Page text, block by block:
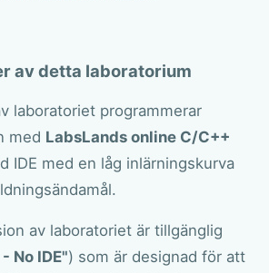
av detta laboratorium
laboratoriet programmerar
med LabsLands online C/C++
IDE med en låg inlärningskurva
av laboratoriet är tillgänglig
No IDE") som är designad för att